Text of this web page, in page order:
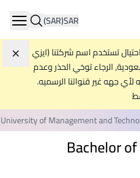
SAR
(SAR)
تستخدم اسم شركتنا (ايزي
الرجاء توخي الحذر وعدم
جهه غير قنواتنا الرسميه.
of Management and
Bachelor